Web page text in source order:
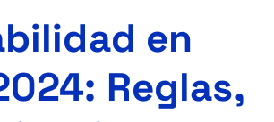
en
Reglas,